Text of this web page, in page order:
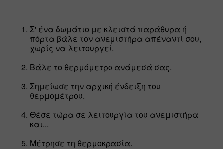
Σ' ένα δωμάτιο με κλειστά παράθυρα ή
πόρτα βάλε τον ανεμιστήρα απέναντί σου,
χωρίς να λειτουργεί.
Βάλε το θερμόμετρο ανάμεσά σας.
Σημείωσε την αρχική ένδειξη του
θερμομέτρου.
Θέσε τώρα σε λειτουργία του ανεμιστήρα
και...
Μέτρησε τη θερμοκρασία.